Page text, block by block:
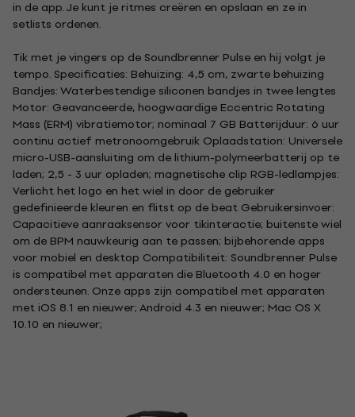
in de app. Je kunt je ritmes creëren en opslaan en ze in
setlists ordenen.
Tik met je vingers op de Soundbrenner Pulse en hij volgt je
tempo. Specificaties: Behuizing: 4,5 cm, zwarte behuizing
Bandjes: Waterbestendige siliconen bandjes in twee lengtes
Motor: Geavanceerde, hoogwaardige Eccentric Rotating
Mass (ERM) vibratiemotor; nominaal 7 GB Batterijduur: 6 uur
continu actief metronoomgebruik Oplaadstation: Universele
micro-USB-aansluiting om de lithium-polymeerbatterij op te
laden; 2,5 - 3 uur opladen; magnetische clip RGB-ledlampjes:
Verlicht het logo en het wiel in door de gebruiker
gedefinieerde kleuren en flitst op de beat Gebruikersinvoer:
Capacitieve aanraaksensor voor tikinteractie; buitenste wiel
om de BPM nauwkeurig aan te passen; bijbehorende apps
voor mobiel en desktop Compatibiliteit: Soundbrenner Pulse
is compatibel met apparaten die Bluetooth 4.0 en hoger
ondersteunen. Onze apps zijn compatibel met apparaten
met iOS 8.1 en nieuwer; Android 4.3 en nieuwer; Mac OS X
10.10 en nieuwer;